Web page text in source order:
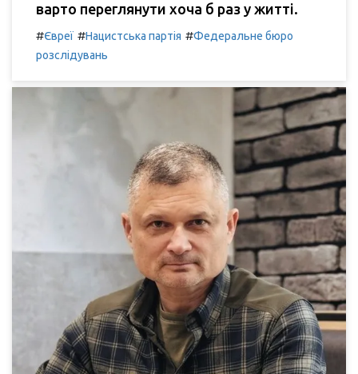
варто переглянути хоча б раз у житті.
#Євреї #Нацистська партія #Федеральне бюро
розслідувань